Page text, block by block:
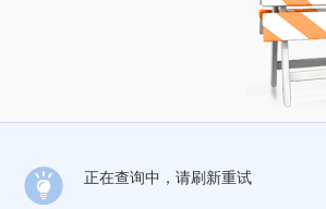
正在查询中，请刷新重试